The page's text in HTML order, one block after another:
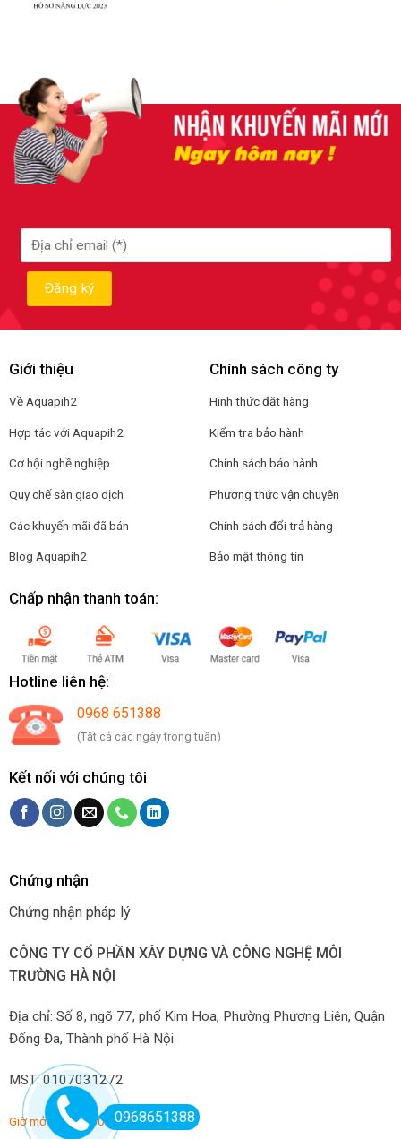
Giới thiệu
Về Aquapih2
Hợp tác với Aquapih2
Cơ hội nghề nghiệp
Quy chế sàn giao dịch
Các khuyến mãi đã bán
Blog Aquapih2
Chính sách công ty
Hình thức đặt hàng
Kiểm tra bảo hành
Chính sách bảo hành
Phương thức vận chuyên
Chính sách đổi trả hàng
Bảo mật thông tin
Chấp nhận thanh toán:
Hotline liên hệ:
0968 651388
(Tất cả các ngày trong tuần)
Kết nối với chúng tôi
Chứng nhận
Chứng nhận pháp lý
CÔNG TY CỔ PHẦN XÂY DỰNG VÀ CÔNG NGHỆ MÔI
TRƯỜNG HÀ NỘI
Địa chỉ: Số 8, ngõ 77, phố Kim Hoa, Phường Phương Liên, Quận
Đống Đa, Thành phố Hà Nội
MST: 0107031272
Giờ mở hàng: 7:00-22:00 hàng ngày
0968651388